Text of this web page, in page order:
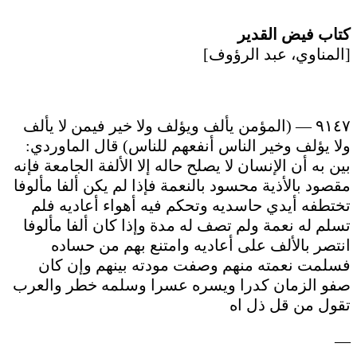
كتاب فيض القدير
[المناوي، عبد الرؤوف]
٩١٤٧ — (المؤمن يألف ويؤلف ولا خير فيمن لا يألف
ولا يؤلف وخير الناس أنفعهم للناس) قال الماوردي:
بين به أن الإنسان لا يصلح حاله إلا الألفة الجامعة فإنه
مقصود بالأذية محسود بالنعمة فإذا لم يكن ألفا مألوفا
تختطفه أيدي حاسديه وتحكم فيه أهواء أعاديه فلم
تسلم له نعمة ولم تصف له مدة وإذا كان ألفا مألوفا
انتصر بالألف على أعاديه وامتنع بهم من حساده
فسلمت نعمته منهم وصفت مودته بينهم وإن كان
صفو الزمان كدرا ويسره عسرا وسلمه خطر والعرب
تقول من قل ذل اه
—